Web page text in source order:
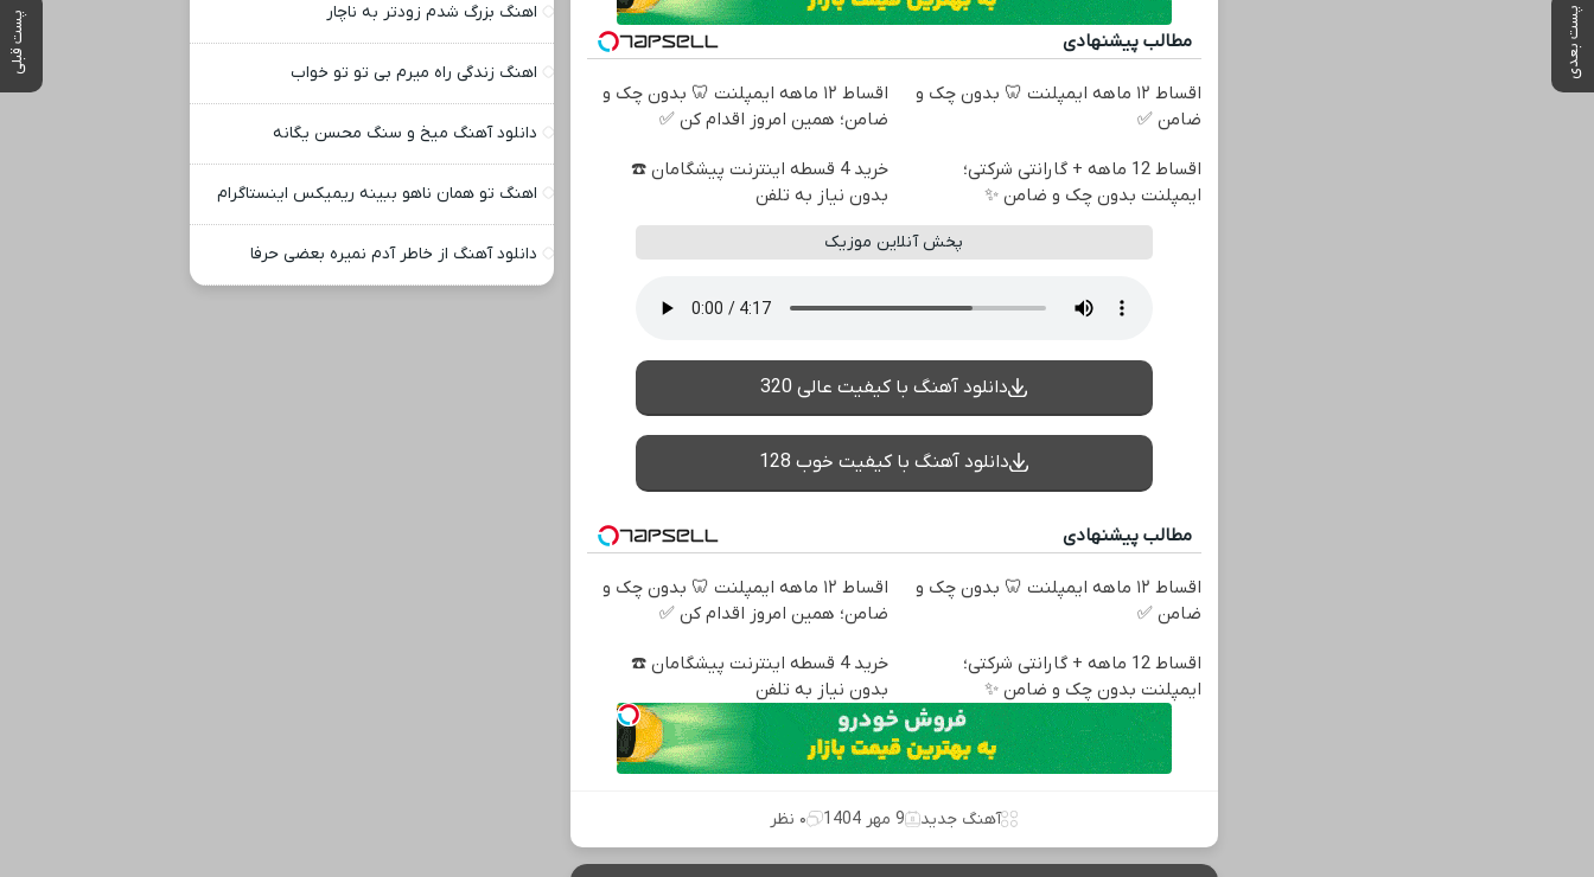
پست بعدی پست قبلی مطالب پیشنهادی
اقساط ۱۲ ماهه ایمپلنت 🦷 بدون چک و
ضامن ✅
اقساط ۱۲ ماهه ایمپلنت 🦷 بدون چک و
ضامن؛ همین امروز اقدام کن ✅
اقساط 12 ماهه + گارانتی شرکتی؛
ایمپلنت بدون چک و ضامن ✨
خرید 4 قسطه اینترنت پیشگامان ☎️
بدون نیاز به تلفن
پخش آنلاین موزیک
دانلود آهنگ با کیفیت عالی 320
دانلود آهنگ با کیفیت خوب 128
مطالب پیشنهادی
اقساط ۱۲ ماهه ایمپلنت 🦷 بدون چک و
ضامن ✅
اقساط ۱۲ ماهه ایمپلنت 🦷 بدون چک و
ضامن؛ همین امروز اقدام کن ✅
اقساط 12 ماهه + گارانتی شرکتی؛
ایمپلنت بدون چک و ضامن ✨
خرید 4 قسطه اینترنت پیشگامان ☎️
بدون نیاز به تلفن
آهنگ جدید 9 مهر 1404 ۰ نظر
اهنگ بزرگ شدم زودتر به ناچار
اهنگ زندگی راه میرم بی تو تو خواب
دانلود آهنگ میخ و سنگ محسن یگانه
اهنگ تو همان ناهو ببینه ریمیکس اینستاگرام
دانلود آهنگ از خاطر آدم نمیره بعضی حرفا